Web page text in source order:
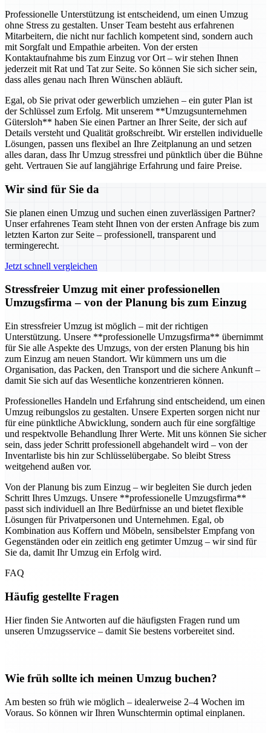
Professionelle Unterstützung ist entscheidend, um einen Umzug
ohne Stress zu gestalten. Unser Team besteht aus erfahrenen
Mitarbeitern, die nicht nur fachlich kompetent sind, sondern auch
mit Sorgfalt und Empathie arbeiten. Von der ersten
Kontaktaufnahme bis zum Einzug vor Ort – wir stehen Ihnen
jederzeit mit Rat und Tat zur Seite. So können Sie sich sicher sein,
dass alles genau nach Ihren Wünschen abläuft.
Egal, ob Sie privat oder gewerblich umziehen – ein guter Plan ist
der Schlüssel zum Erfolg. Mit unserem **Umzugsunternehmen
Gütersloh** haben Sie einen Partner an Ihrer Seite, der sich auf
Details versteht und Qualität großschreibt. Wir erstellen individuelle
Lösungen, passen uns flexibel an Ihre Zeitplanung an und setzen
alles daran, dass Ihr Umzug stressfrei und pünktlich über die Bühne
geht. Vertrauen Sie auf langjährige Erfahrung und faire Preise.
Wir sind für Sie da
Sie planen einen Umzug und suchen einen zuverlässigen Partner?
Unser erfahrenes Team steht Ihnen von der ersten Anfrage bis zum
letzten Karton zur Seite – professionell, transparent und
termingerecht.
Jetzt schnell vergleichen
Stressfreier Umzug mit einer professionellen
Umzugsfirma – von der Planung bis zum Einzug
Ein stressfreier Umzug ist möglich – mit der richtigen
Unterstützung. Unsere **professionelle Umzugsfirma** übernimmt
für Sie alle Aspekte des Umzugs, von der ersten Planung bis hin
zum Einzug am neuen Standort. Wir kümmern uns um die
Organisation, das Packen, den Transport und die sichere Ankunft –
damit Sie sich auf das Wesentliche konzentrieren können.
Professionelles Handeln und Erfahrung sind entscheidend, um einen
Umzug reibungslos zu gestalten. Unsere Experten sorgen nicht nur
für eine pünktliche Abwicklung, sondern auch für eine sorgfältige
und respektvolle Behandlung Ihrer Werte. Mit uns können Sie sicher
sein, dass jeder Schritt professionell abgehandelt wird – von der
Inventarliste bis hin zur Schlüsselübergabe. So bleibt Stress
weitgehend außen vor.
Von der Planung bis zum Einzug – wir begleiten Sie durch jeden
Schritt Ihres Umzugs. Unsere **professionelle Umzugsfirma**
passt sich individuell an Ihre Bedürfnisse an und bietet flexible
Lösungen für Privatpersonen und Unternehmen. Egal, ob
Kombination aus Koffern und Möbeln, sensibelster Empfang von
Gegenständen oder ein zeitlich eng getimter Umzug – wir sind für
Sie da, damit Ihr Umzug ein Erfolg wird.
FAQ
Häufig gestellte Fragen
Hier finden Sie Antworten auf die häufigsten Fragen rund um
unseren Umzugsservice – damit Sie bestens vorbereitet sind.
Wie früh sollte ich meinen Umzug buchen?
Am besten so früh wie möglich – idealerweise 2–4 Wochen im
Voraus. So können wir Ihren Wunschtermin optimal einplanen.